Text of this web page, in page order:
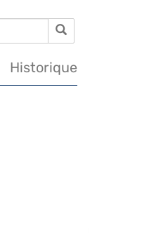
Rechercher
Historique